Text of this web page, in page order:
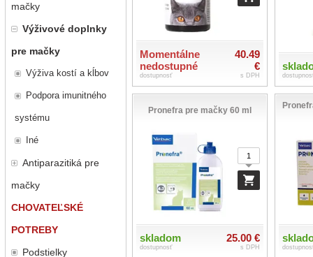
mačky
Výživové doplnky
pre mačky
Výživa kostí a kĺbov
Podpora imunitného
systému
Iné
Antiparazitiká pre
mačky
CHOVATEĽSKÉ
POTREBY
Podstielky
Momentálne
nedostupné
dostupnosť
40.49
€
s DPH
Pronefra pre mačky 60 ml
skladom
dostupnosť
25.00 €
s DPH